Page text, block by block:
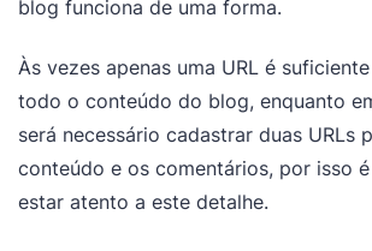
blog funciona de uma forma.
Às vezes apenas uma URL é
todo o conteúdo do blog, enquanto
será necessário cadastrar duas URLs
conteúdo e os comentários, por isso
estar atento a este detalhe.